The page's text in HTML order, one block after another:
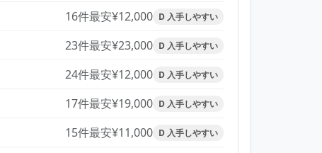
16件最安¥12,000 D 入手しやすい
23件最安¥23,000 D 入手しやすい
24件最安¥12,000 D 入手しやすい
17件最安¥19,000 D 入手しやすい
15件最安¥11,000 D 入手しやすい